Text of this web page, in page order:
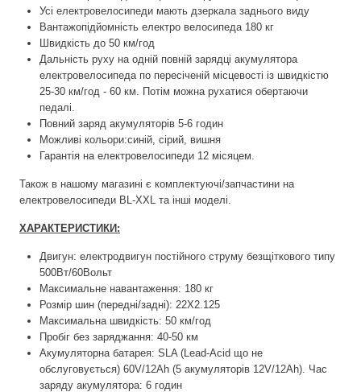
Усі електровелосипеди мають дзеркала заднього виду
Вантажопідйомність електро велосипеда 180 кг
Швидкість до 50 км/год
Дальність руху на одній повній зарядці акумулятора
електровелосипеда по пересіченій місцевості із швидкістю
25-30 км/год - 60 км. Потім можна рухатися обертаючи
педалі.
Повний заряд акумуляторів 5-6 годин
Можливі кольори:синій, сірий, вишня
Гарантія на електровелосипеди 12 місяцем.
Також в нашому магазині є комплектуючі/запчастини на
електровелосипеди BL-XXL та інші моделі.
ХАРАКТЕРИСТИКИ:
Двигун: електродвигун постійного струму безщіткового типу
500Вт/60Вольт
Максимальне навантаження: 180 кг
Розмір шин (передні/задні): 22Х2.125
Максимальна швидкість: 50 км/год
Пробіг без заряджання: 40-50 км
Акумуляторна батарея: SLA (Lead-Acid що не
обслуговується) 60V/12Ah (5 акумуляторів 12V/12Ah). Час
заряду акумулятора: 6 годин